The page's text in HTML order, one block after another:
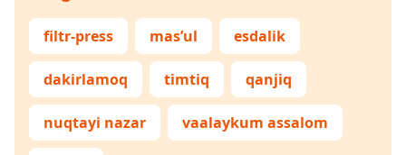
filtr-press mas’ul esdalik
dakirlamoq timtiq qanjiq
nuqtayi nazar vaalaykum assalom